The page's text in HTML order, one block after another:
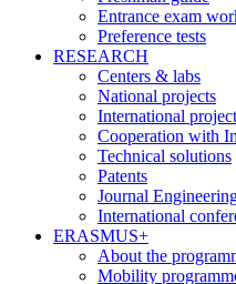
Entrance exam
Preference tests
RESEARCH
Centers & labs
National projects
International
Cooperation with
Technical solutions
Patents
Journal
International
ERASMUS+
About the
Mobility